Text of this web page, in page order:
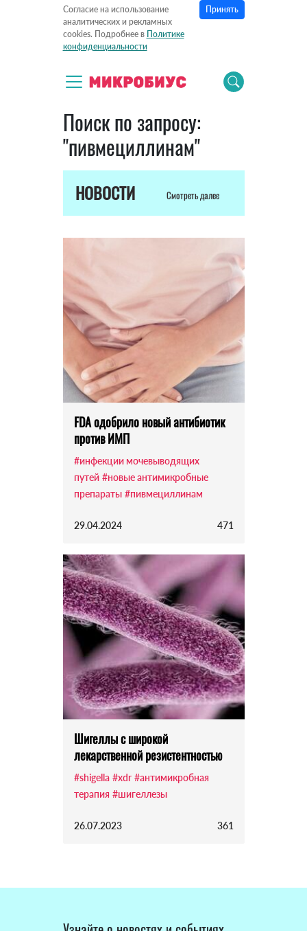
Согласие на использование
аналитических и рекламных
cookies. Подробнее в Политике
конфиденциальности
Принять
Поиск по запросу:
"пивмециллинам"
НОВОСТИ Смотреть далее
FDA одобрило новый антибиотик
против ИМП
#инфекции мочевыводящих
путей #новые антимикробные
препараты #пивмециллинам
29.04.2024 471
Шигеллы с широкой
лекарственной резистентностью
#shigella #xdr #антимикробная
терапия #шигеллезы
26.07.2023 361